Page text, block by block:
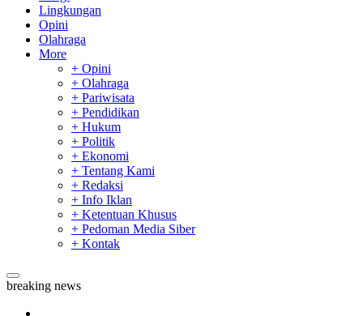
Lingkungan
Opini
Olahraga
More
+ Opini
+ Olahraga
+ Pariwisata
+ Pendidikan
+ Hukum
+ Politik
+ Ekonomi
+ Tentang Kami
+ Redaksi
+ Info Iklan
+ Ketentuan Khusus
+ Pedoman Media Siber
+ Kontak
breaking news